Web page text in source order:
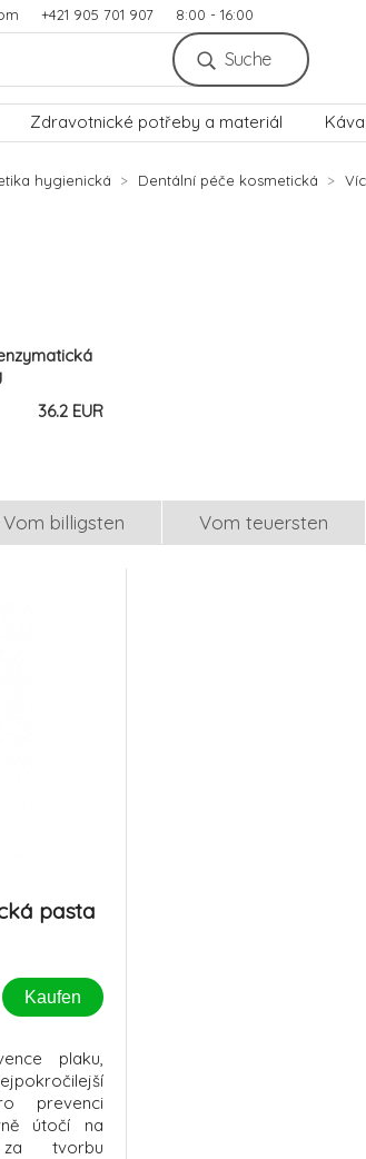
+421 905 701 907 8:00 - 16:00
Suche
Zdravotnické potřeby a materiál
hygienická Dentální péče kosmetická
36.2 EUR
Vom billigsten Vom teuersten
pasta
Kaufen
plaku,
prevenci
útočí na
tvorbu